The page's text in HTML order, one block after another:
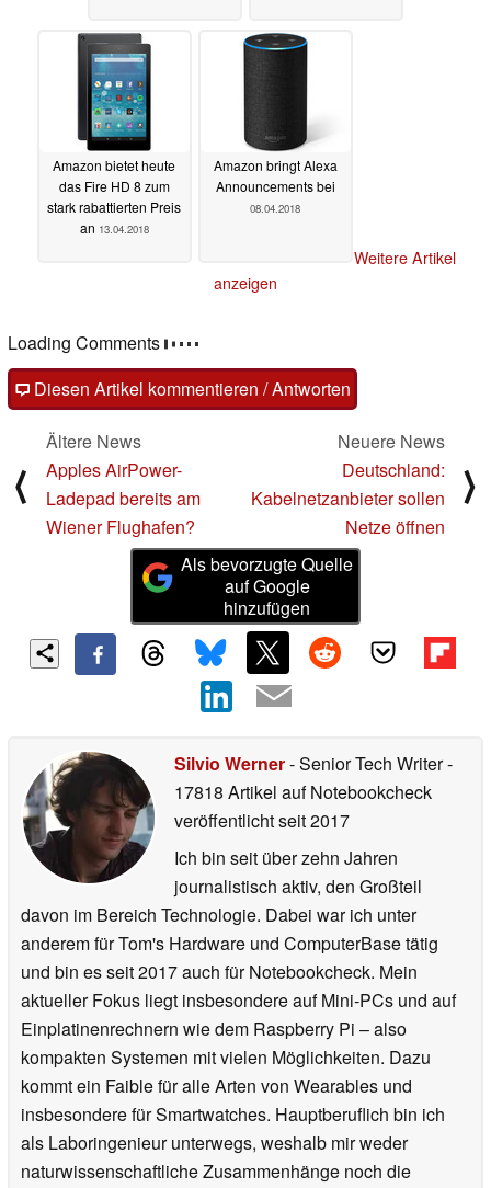
Amazon bietet heute
das Fire HD 8 zum
stark rabattierten Preis
an 13.04.2018
Amazon bringt Alexa
Announcements bei
08.04.2018
Weitere Artikel
anzeigen
Kommentare
Fragen, Anregungen, zusätzliche Informationen zu diesem
Artikel? - Uns interessiert Deine Meinung (auch ohne
Anmeldung möglich)!
Diesen Artikel kommentieren / Antworten
Ältere News
Apples AirPower-
Ladepad bereits am
Wiener Flughafen?
Neuere News
Deutschland:
Kabelnetzanbieter sollen
Netze öffnen
Als bevorzugte Quelle
auf Google
hinzufügen
Silvio Werner- Senior Tech Writer
17818 Artikel auf Notebookcheck
veröffentlichtseit 2017
Ich bin seit über zehn Jahren
journalistisch aktiv, den Großteil
davon im Bereich Technologie. Dabei war ich unter
anderem für Tom's Hardware und ComputerBase tätig
und bin es seit 2017 auch für Notebookcheck. Mein
aktueller Fokus liegt insbesondere auf Mini-PCs und auf
Einplatinenrechnern wie dem Raspberry Pi – also
kompakten Systemen mit vielen Möglichkeiten. Dazu
kommt ein Faible für alle Arten von Wearables und